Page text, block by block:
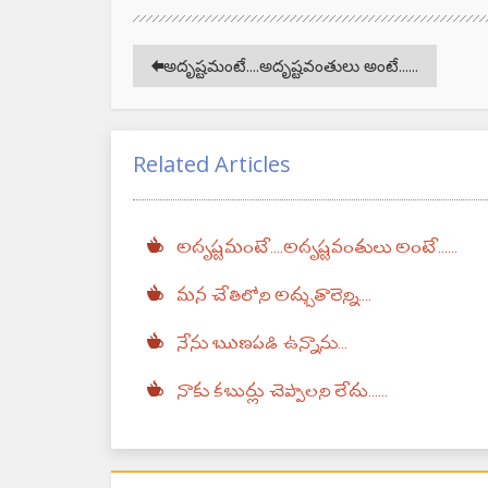
అదృష్టమంటే....అదృష్టవంతులు అంటే......
Related Articles
అదృష్టమంటే....అదృష్టవంతులు అంటే......
మన చేతిలోని అద్బుతాలెన్ని....
నేను ఋణపడి ఉన్నాను...
నాకు కబుర్లు చెప్పాలని లేదు......